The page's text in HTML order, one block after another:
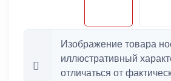
Изображение товара
иллюстративный
отличаться от